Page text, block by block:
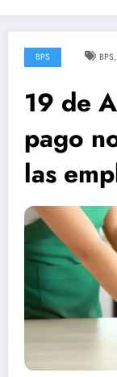
BPS BPS,
19 de
pago
las